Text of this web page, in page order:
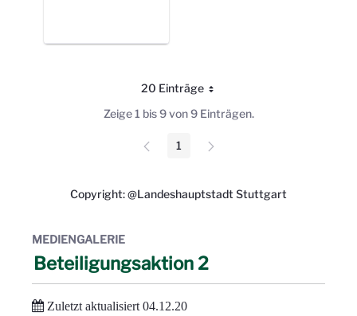
20 Einträge
Pro Seite
Zeige 1 bis 9 von 9 Einträgen.
Seite
1
Copyright: @Landeshauptstadt Stuttgart
MEDIENGALERIE
Beteiligungsaktion 2
Zuletzt aktualisiert 04.12.20